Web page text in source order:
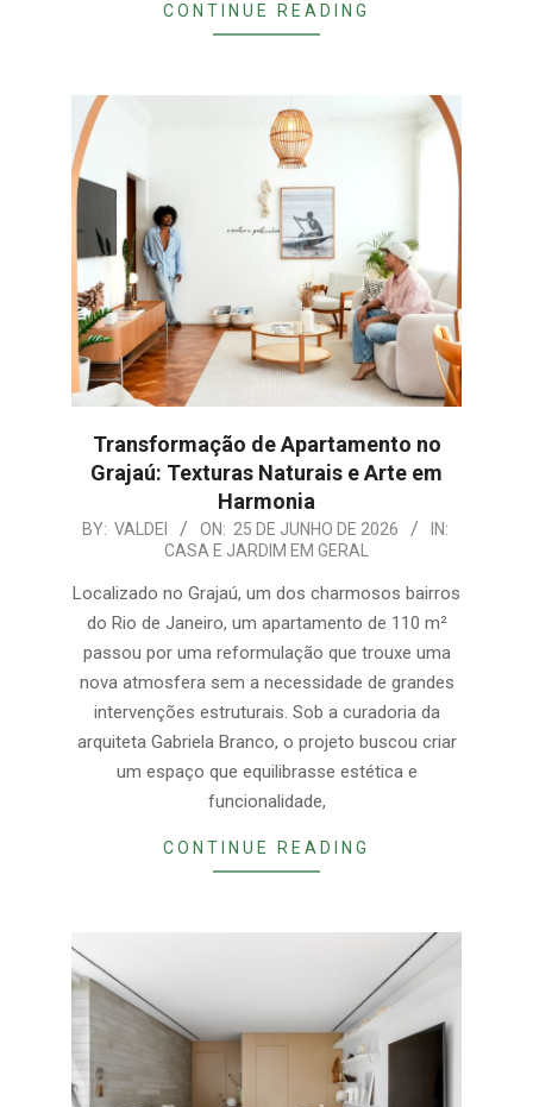
CONTINUE READING
Transformação de Apartamento no
Grajaú: Texturas Naturais e Arte em
Harmonia
2026-
25
BY: VALDEI ON: 25 DE JUNHO DE 2026
IN:
CASA E JARDIM EM GERAL
Localizado no Grajaú, um dos charmosos bairros
do Rio de Janeiro, um apartamento de 110 m²
passou por uma reformulação que trouxe uma
nova atmosfera sem a necessidade de grandes
intervenções estruturais. Sob a curadoria da
arquiteta Gabriela Branco, o projeto buscou criar
um espaço que equilibrasse estética e
funcionalidade,
CONTINUE READING